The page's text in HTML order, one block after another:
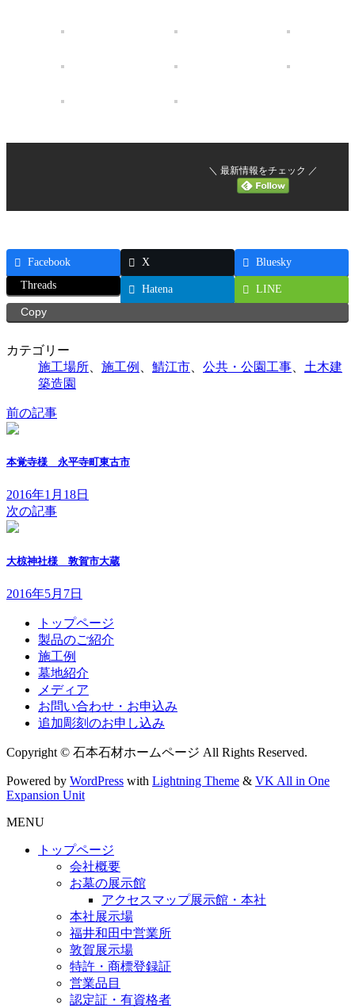
＼ 最新情報をチェック ／
Facebook X
Bluesky
Threads
Hatena
LINE
Copy
カテゴリー
施工場所
施工例 鯖江市 公共・公園工事
土木建
築造園
前の記事
本覚寺様 永平寺町東古市
2016年1月18日
次の記事
大椋神社様 敦賀市大蔵
2016年5月7日
トップページ
製品のご紹介
施工例
墓地紹介
メディア
お問い合わせ・お申込み
追加彫刻のお申し込み
Copyright © 石本石材ホームページ All Rights Reserved.
Powered by WordPress with Lightning Theme & VK All in One
Expansion Unit
MENU
トップページ
会社概要
お墓の展示館
アクセスマップ展示館・本社
本社展示場
福井和田中営業所
敦賀展示場
特許・商標登録証
営業品目
認定証・有資格者